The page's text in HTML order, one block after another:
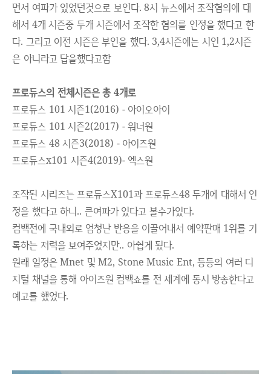
면서 여파가 있었던것으로 보인다. 8시 뉴스에서 조작혐의에 대
해서 4개 시즌중 두개 시즌에서 조작한 혐의를 인정을 했다고 한
다. 그리고 이전 시즌은 부인을 했다. 3,4시즌에는 시인 1,2시즌
은 아니라고 답을했다고함
프로듀스의 전체시즌은 총 4개로
프로듀스 101 시즌1(2016) - 아이오아이
프로듀스 101 시즌2(2017) - 워너원
프로듀스 48 시즌3(2018) - 아이즈원
프로듀스x101 시즌4(2019)- 엑스원
조작된 시리즈는 프로듀스X101과 프로듀스48 두개에 대해서 인
정을 했다고 하니.. 큰여파가 있다고 볼수가있다.
컴백전에 국내외로 엄청난 반응을 이끌어내서 예약판매 1위를 기
록하는 저력을 보여주었지만.. 아쉽게 됬다.
원래 일정은 Mnet 및 M2, Stone Music Ent, 등등의 여러 디
지털 채널을 통해 아이즈원 컴백쇼를 전 세계에 동시 방송한다고
예고를 했었다.